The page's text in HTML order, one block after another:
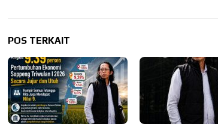
POS TERKAIT